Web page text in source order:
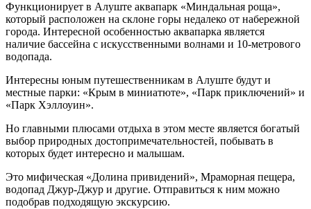
Функционирует в Алуште аквапарк «Миндальная роща»,
который расположен на склоне горы недалеко от набережной
города. Интересной особенностью аквапарка является
наличие бассейна с искусственными волнами и 10-метрового
водопада.
Интересны юным путешественникам в Алуште будут и
местные парки: «Крым в миниатюте», «Парк приключений» и
«Парк Хэллоуин».
Но главными плюсами отдыха в этом месте является богатый
выбор природных достопримечательностей, побывать в
которых будет интересно и малышам.
Это мифическая «Долина привидений», Мраморная пещера,
водопад Джур-Джур и другие. Отправиться к ним можно
подобрав подходящую экскурсию.